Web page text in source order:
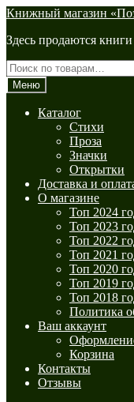
Перейти
навигации
Перейти
содержимому
Книжный магазин
Здесь продаются
Искать:
Меню
Каталог
Стихи
Проза
Значки
Открытки
Доставка и
О магазине
Топ 2024
Топ 2023
Топ 2022
Топ 2021
Топ 2020
Топ 2019
Топ 2018
Политика
Ваш аккаунт
Корзина
Контакты
Отзывы